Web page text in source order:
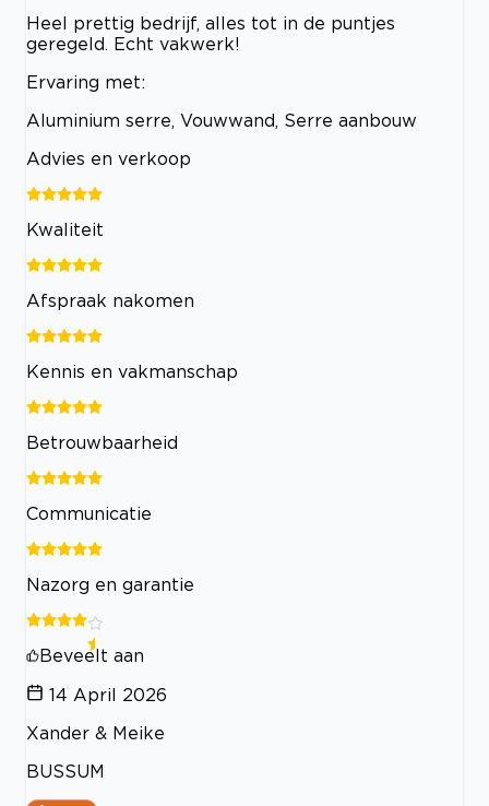
Heel prettig bedrijf, alles tot in de puntjes
geregeld. Echt vakwerk!
Ervaring met:
Aluminium serre, Vouwwand, Serre aanbouw
Advies en verkoop
Kwaliteit
Afspraak nakomen
Kennis en vakmanschap
Betrouwbaarheid
Communicatie
Nazorg en garantie
Beveelt aan
14 April 2026
Xander & Meike
BUSSUM